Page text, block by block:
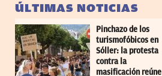
ÚLTIMAS NOTICIAS
Pinchazo de los
turismofóbicos en
Sóller: la protesta
contra la
masificación reúne